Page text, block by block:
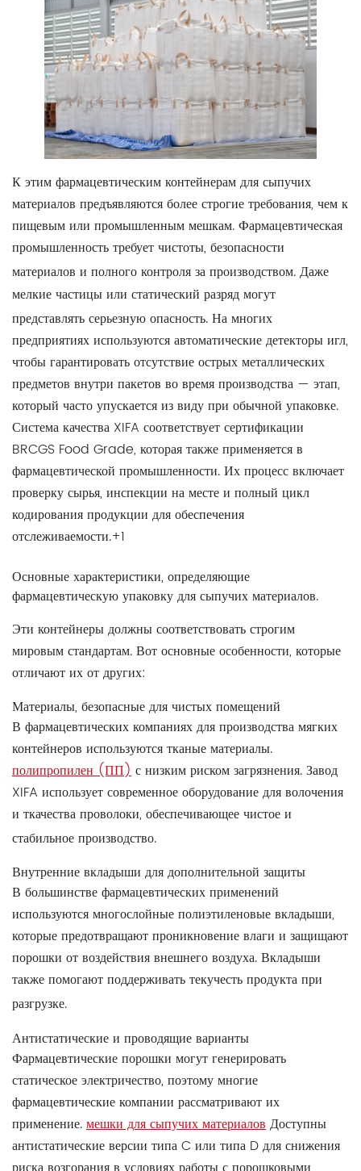
К этим фармацевтическим контейнерам для сыпучих
материалов предъявляются более строгие требования, чем к
пищевым или промышленным мешкам. Фармацевтическая
промышленность требует чистоты, безопасности
материалов и полного контроля за производством.Даже
мелкие частицы или статический разряд могут
представлять серьезную опасность.На многих
предприятиях используются автоматические детекторы игл,
чтобы гарантировать отсутствие острых металлических
предметов внутри пакетов во время производства — этап,
который часто упускается из виду при обычной упаковке.
Система качества XIFA соответствует сертификации
BRCGS Food Grade, которая также применяется в
фармацевтической промышленности. Их процесс включает
проверку сырья, инспекции на месте и полный цикл
кодирования продукции для обеспечения
отслеживаемости.+1
Основные характеристики, определяющие
фармацевтическую упаковку для сыпучих материалов.
Эти контейнеры должны соответствовать строгим
мировым стандартам. Вот основные особенности, которые
отличают их от других:
Материалы, безопасные для чистых помещений
В фармацевтических компаниях для производства мягких
контейнеров используются тканые материалы.
полипропилен (ПП)с низким риском загрязнения. Завод
XIFA использует современное оборудование для волочения
и ткачества проволоки, обеспечивающее чистое и
стабильное производство.
Внутренние вкладыши для дополнительной защиты
В большинстве фармацевтических применений
используются многослойные полиэтиленовые вкладыши,
которые предотвращают проникновение влаги и защищают
порошки от воздействия внешнего воздуха. Вкладыши
также помогают поддерживать текучесть продукта при
разгрузке.
Антистатические и проводящие варианты
Фармацевтические порошки могут генерировать
статическое электричество, поэтому многие
фармацевтические компании рассматривают их
применение.мешки для сыпучих материаловДоступны
антистатические версии типа C или типа D для снижения